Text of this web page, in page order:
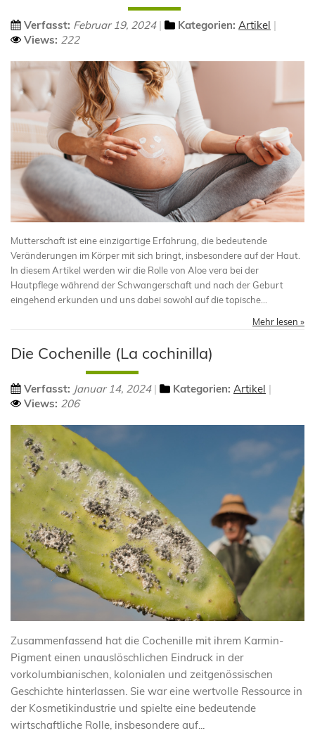
Verfasst: Februar 19, 2024 Kategorien: Artikel
Views: 222
Mutterschaft ist eine einzigartige Erfahrung, die bedeutende
Veränderungen im Körper mit sich bringt, insbesondere auf der Haut.
In diesem Artikel werden wir die Rolle von Aloe vera bei der
Hautpflege während der Schwangerschaft und nach der Geburt
eingehend erkunden und uns dabei sowohl auf die topische...
Mehr lesen »
Die Cochenille (La cochinilla)
Verfasst: Januar 14, 2024 Kategorien: Artikel
Views: 206
Zusammenfassend hat die Cochenille mit ihrem Karmin-
Pigment einen unauslöschlichen Eindruck in der
vorkolumbianischen, kolonialen und zeitgenössischen
Geschichte hinterlassen. Sie war eine wertvolle Ressource in
der Kosmetikindustrie und spielte eine bedeutende
wirtschaftliche Rolle, insbesondere auf...